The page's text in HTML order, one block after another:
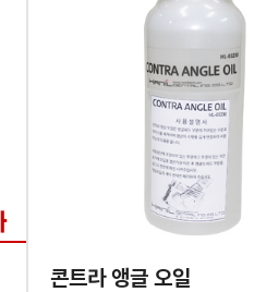
콘트라 앵글 오일